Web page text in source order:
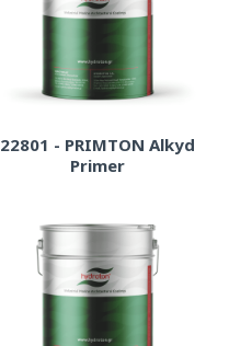
22801 - PRIMTON Alkyd
Primer